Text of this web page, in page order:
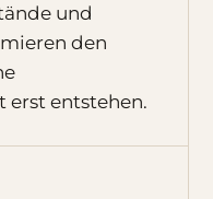
und
den
erst entstehen.